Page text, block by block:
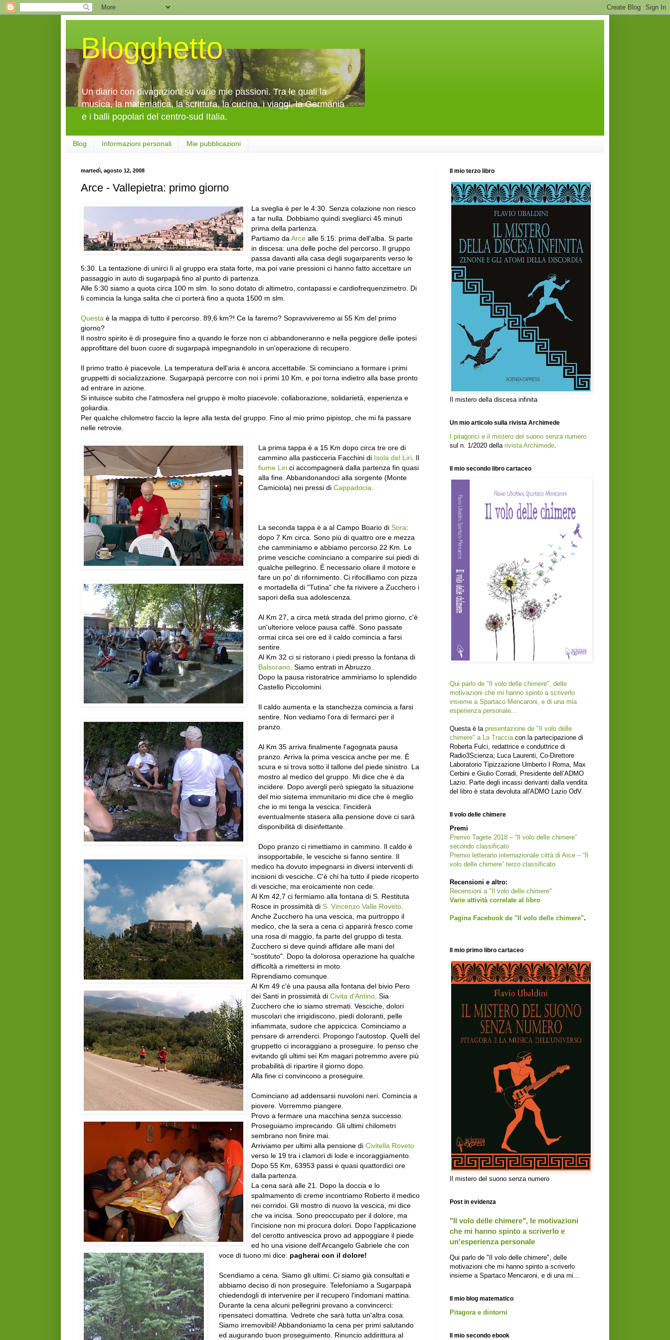
Blogghetto
Un diario con divagazioni su varie mie passioni. Tra le quali la
musica, la matematica, la scrittura, la cucina, i viaggi, la Germania
e i balli popolari del centro-sud Italia.
Blog Informazioni personali Mie pubblicazioni
martedì, agosto 12, 2008
Arce - Vallepietra: primo giorno
La sveglia è per le 4:30. Senza colazione non riesco
a far nulla. Dobbiamo quindi svegliarci 45 minuti
prima della partenza.
Partiamo da Arce alle 5:15: prima dell'alba. Si parte
in discesa: una delle poche del percorso. Il gruppo
passa davanti alla casa degli sugarparents verso le
5:30. La tentazione di unirci lì al gruppo era stata forte, ma poi varie pressioni ci hanno fatto accettare un
passaggio in auto di sugarpapà fino al punto di partenza.
Alle 5:30 siamo a quota circa 100 m slm. Io sono dotato di altimetro, contapassi e cardiofrequenzimetro. Di
lì comincia la lunga salita che ci porterà fino a quota 1500 m slm.
Questa è la mappa di tutto il percorso. 89,6 km?! Ce la faremo? Sopravviveremo ai 55 Km del primo
giorno?
Il nostro spirito è di proseguire fino a quando le forze non ci abbandoneranno e nella peggiore delle ipotesi
approfittare del buon cuore di sugarpapà impegnandolo in un'operazione di recupero.
Il primo tratto è piacevole. La temperatura dell'aria è ancora accettabile. Si cominciano a formare i primi
gruppetti di socializzazione. Sugarpapà percorre con noi i primi 10 Km, e poi torna indietro alla base pronto
ad entrare in azione.
Si intuisce subito che l'atmosfera nel gruppo è molto piacevole: collaborazione, solidarietà, esperienza e
goliardia.
Per qualche chilometro faccio la lepre alla testa del gruppo. Fino al mio primo pipistop, che mi fa passare
nelle retrovie.
La prima tappa è a 15 Km dopo circa tre ore di
cammino alla pasticceria Facchini di Isola del Liri . Il
fiume Liri ci accompagnerà dalla partenza fin quasi
alla fine. Abbandonandoci alla sorgente (Monte
Camiciola) nei pressi diCappadocia
La seconda tappa è a al Campo Boario diSora:
dopo 7 Km circa. Sono più di quattro ore e mezza
che camminiamo e abbiamo percorso 22 Km. Le
prime vesciche cominciano a comparire sui piedi di
qualche pellegrino. È necessario oliare il motore e
fare un po' di rifornimento. Ci rifocilliamo con pizza
e mortadella di "Tutina" che fa rivivere a Zucchero i
sapori della sua adolescenza.
Al Km 27, a circa metà strada del primo giorno, c'è
un'ulteriore veloce pausa caffè. Sono passate
ormai circa sei ore ed il caldo comincia a farsi
sentire.
Al Km 32 ci si ristorano i piedi presso la fontana di
Balsorano . Siamo entrati in Abruzzo.
Dopo la pausa ristoratrice ammiriamo lo splendido
Castello Piccolomini.
Il caldo aumenta e la stanchezza comincia a farsi
sentire. Non vediamo l'ora di fermarci per il
pranzo.
Al Km 35 arriva finalmente l'agognata pausa
pranzo. Arriva la prima vescica anche per me. È
scura e si trova sotto il tallone del piede sinistro. La
mostro al medico del gruppo. Mi dice che è da
incidere. Dopo avergli però spiegato la situazione
del mio sistema immunitario mi dice che è meglio
che io mi tenga la vescica: l'inciderà
eventualmente stasera alla pensione dove ci sarà
disponibilità di disinfettante.
Dopo pranzo ci rimettiamo in cammino. Il caldo è
insopportabile, le vesciche si fanno sentire. Il
medico ha dovuto impegnarsi in diversi interventi di
incisioni di vesciche. C'è chi ha tutto il piede ricoperto
di vesciche, ma eroicamente non cede.
Al Km 42,7 ci fermiamo alla fontana di S. Restituta
Rosce in prossimità di S. Vincenzo Valle Roveto
Anche Zucchero ha una vescica, ma purtroppo il
medico, che la sera a cena ci apparirà fresco come
una rosa di maggio, fa parte del gruppo di testa.
Zucchero si deve quindi affidare alle mani del
"sostituto". Dopo la dolorosa operazione ha qualche
difficoltà a rimettersi in moto.
Riprendiamo comunque.
Al Km 49 c'è una pausa alla fontana del bivio Pero
dei Santi in prossimità di Civita d'Antino . Sia
Zucchero che io siamo stremati. Vesciche, dolori
muscolari che irrigidiscono, piedi doloranti, pelle
infiammata, sudore che appiccica. Cominciamo a
pensare di arrenderci. Propongo l'autostop. Quelli del
gruppetto ci incoraggiano a proseguire. Io penso che
evitando gli ultimi sei Km magari potremmo avere più
probabilità di ripartire il giorno dopo.
Alla fine ci convincono a proseguire.
Cominciano ad addensarsi nuvoloni neri. Comincia a
piovere. Vorremmo piangere.
Provo a fermare una macchina senza successo.
Proseguiamo imprecando. Gli ultimi chilometri
sembrano non finire mai.
Arriviamo per ultimi alla pensione di Civitella Roveto
verso le 19 tra i clamori di lode e incoraggiamento.
Dopo 55 Km, 63953 passi e quasi quattordici ore
dalla partenza.
La cena sarà alle 21. Dopo la doccia e lo
spalmamento di creme incontriamo Roberto il medico
nei corridoi. Gli mostro di nuovo la vescica, mi dice
che va incisa. Sono preoccupato per il dolore, ma
l'incisione non mi procura dolori. Dopo l'applicazione
del cerotto antivescica provo ad appoggiare il piede
ed ho una visione dell'Arcangelo Gabriele che con
voce di tuono mi dice: pagherai con il dolore!
Scendiamo a cena. Siamo gli ultimi. Ci siamo già consultati e
abbiamo deciso di non proseguire. Telefoniamo a Sugarpapà
chiedendogli di intervenire per il recupero l'indomani mattina.
Durante la cena alcuni pellegrini provano a convincerci:
ripensateci domattina. Vedrete che sarà tutta un'altra cosa.
Siamo irremovibili! Abbandoniamo la cena per primi salutando
ed augurando buon proseguimento. Rinuncio addirittura al
Il mio terzo libro
Il mistero della discesa infinita
Un mio articolo sulla rivista Archimede
I pitagorici e il mistero del suono senza numero
sul n. 1/2020 della rivista Archimede
Il mio secondo libro cartaceo
Qui parlo de "Il volo delle chimere", delle
motivazioni che mi hanno spinto a scriverlo
insieme a Spartaco Mencaroni, e di una mia
esperienza personale...
Questa è la presentazione de "Il volo delle
chimere" a La Traccia con la partecipazione di
Roberta Fulci, redattrice e conduttrice di
Radio3Scienza; Luca Laurenti, Co-Direttore
Laboratorio Tipizzazione Umberto I Roma, Max
Cerbini e Giulio Corradi, Presidente dell’ADMO
Lazio. Parte degli incassi derivanti dalla vendita
del libro è stata devoluta all'ADMO Lazio OdV.
Il volo delle chimere
Premi
Premio Tagete 2018 – “Il volo delle chimere”
secondo classificato
Premio letterario internazionale città di Arce – “Il
volo delle chimere” terzo classificato
Recensioni e altro:
Recensioni a "Il volo delle chimere"
Varie attività correlate al libro
Pagina Facebook de "Il volo delle chimere".
Il mio primo libro cartaceo
Il mistero del suono senza numero
Post in evidenza
"Il volo delle chimere", le motivazioni
che mi hanno spinto a scriverlo e
un'esperienza personale
Qui parlo de "Il volo delle chimere", delle
motivazioni che mi hanno spinto a scriverlo
insieme a Spartaco Mencaroni, e di una mi...
Il mio blog matematico
Pitagora e dintorni
Il mio secondo ebook